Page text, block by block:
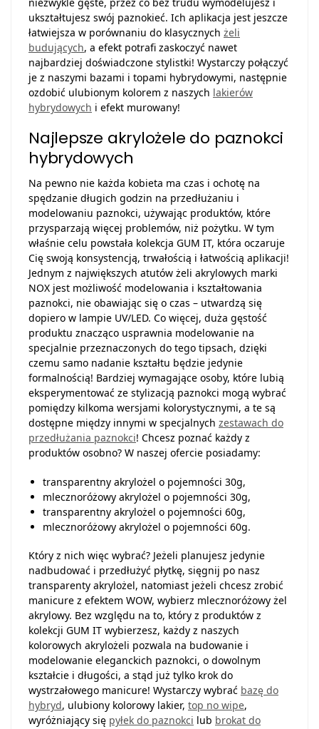
ukształtujesz swój paznokieć. Ich aplikacja jest jeszcze
łatwiejsza w porównaniu do klasycznych żeli
budujących, a efekt potrafi zaskoczyć nawet
najbardziej doświadczone stylistki! Wystarczy połączyć
je z naszymi bazami i topami hybrydowymi, następnie
ozdobić ulubionym kolorem z naszych lakierów
hybrydowych i efekt murowany!
Najlepsze akrylożele do paznokci
hybrydowych
Na pewno nie każda kobieta ma czas i ochotę na
spędzanie długich godzin na przedłużaniu i
modelowaniu paznokci, używając produktów, które
przysparzają więcej problemów, niż pożytku. W tym
właśnie celu powstała kolekcja GUM IT, która oczaruje
Cię swoją konsystencją, trwałością i łatwością aplikacji!
Jednym z największych atutów żeli akrylowych marki
NOX jest możliwość modelowania i kształtowania
paznokci, nie obawiając się o czas – utwardzą się
dopiero w lampie UV/LED. Co więcej, duża gęstość
produktu znacząco usprawnia modelowanie na
specjalnie przeznaczonych do tego tipsach, dzięki
czemu samo nadanie kształtu będzie jedynie
formalnością! Bardziej wymagające osoby, które lubią
eksperymentować ze stylizacją paznokci mogą wybrać
pomiędzy kilkoma wersjami kolorystycznymi, a te są
dostępne między innymi w specjalnych zestawach do
przedłużania paznokci! Chcesz poznać każdy z
produktów osobno? W naszej ofercie posiadamy:
transparentny akrylożel o pojemności 30g,
mlecznoróżowy akrylożel o pojemności 30g,
transparentny akrylożel o pojemności 60g,
mlecznoróżowy akrylożel o pojemności 60g.
Który z nich więc wybrać? Jeżeli planujesz jedynie
nadbudować i przedłużyć płytkę, sięgnij po nasz
transparenty akrylożel, natomiast jeżeli chcesz zrobić
manicure z efektem WOW, wybierz mlecznoróżowy żel
akrylowy. Bez względu na to, który z produktów z
kolekcji GUM IT wybierzesz, każdy z naszych
kolorowych akrylożeli pozwala na budowanie i
modelowanie eleganckich paznokci, o dowolnym
kształcie i długości, a stąd już tylko krok do
wystrzałowego manicure! Wystarczy wybrać bazę do
hybryd, ulubiony kolorowy lakier, top no wipe,
wyróżniający się pyłek do paznokci lub brokat do